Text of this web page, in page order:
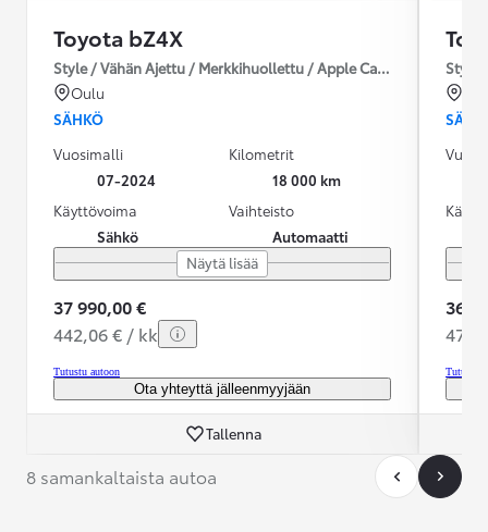
Toyota bZ4X
Style / Vähän Ajettu / Merkkihuollettu / Apple CarPlay /
Oulu
SÄHKÖ
Vuosimalli
07-2024
Kilometrit
18 000 km
Käyttövoima
Sähkö
Vaihteisto
Automaatti
Näytä lisää
37 990,00 €
442,06 € / kk
Tutustu autoon
Ota yhteyttä jälleenmyyjään
Tallenna
Style
36
Tutustu
8 samankaltaista autoa